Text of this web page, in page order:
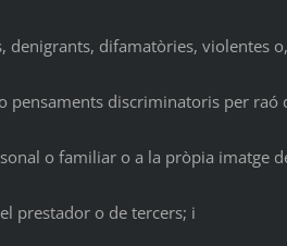
difamatòries, violentes o,
discriminatoris per raó
o familiar o a la pròpia imatge
o de tercers; i